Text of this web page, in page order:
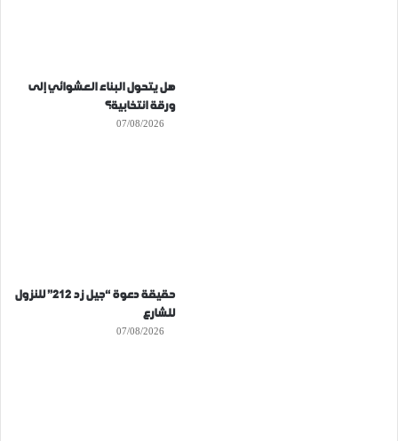
هل يتحول البناء العشوائي إلى
ورقة انتخابية؟
07/08/2026
حقيقة دعوة “جيل زد 212” للنزول
للشارع
07/08/2026